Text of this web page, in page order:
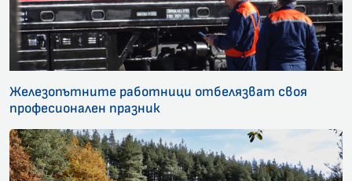
Железопътните работници отбелязват своя
професионален празник